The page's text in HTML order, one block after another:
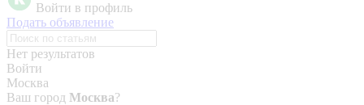
Войти в профиль
Подать объявление
Нет результатов
Войти
Москва
Ваш город Москва?